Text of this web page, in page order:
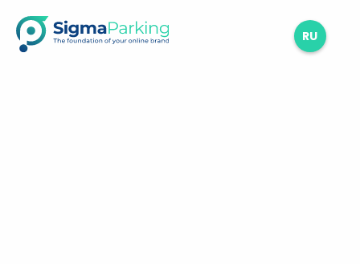
RU